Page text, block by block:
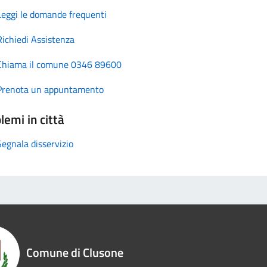
le domande frequenti
Assistenza
il comune 0346 89600
un appuntamento
in città
disservizio
Comune di Clusone